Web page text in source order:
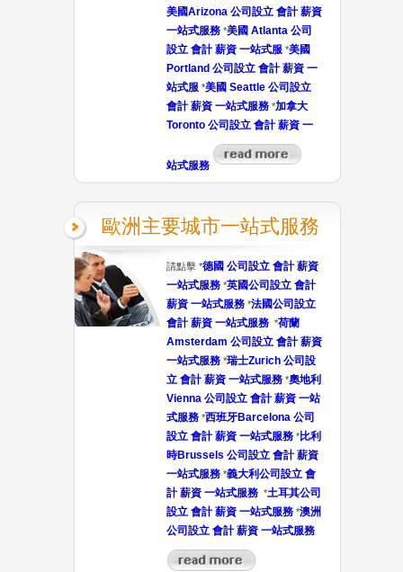
美國Arizona 公司設立 會計 薪資
一站式服務 *美國 Atlanta 公司
設立 會計 薪資 一站式服 *美國
Portland 公司設立 會計 薪資 一
站式服 *美國 Seattle 公司設立
會計 薪資 一站式服務 *加拿大
Toronto 公司設立 會計 薪資 一
站式服務
歐洲主要城市一站式服務
請點擊 *德國 公司設立 會計 薪資
一站式服務*英國公司設立 會計
薪資 一站式服務 *法國公司設立
會計 薪資 一站式服務 *荷蘭
Amsterdam 公司設立 會計 薪資
一站式服務 *瑞士Zurich 公司設
立 會計 薪資 一站式服務 *奧地利
Vienna 公司設立 會計 薪資 一站
式服務 *西班牙Barcelona 公司
設立 會計 薪資 一站式服務 *比利
時Brussels 公司設立 會計 薪資
一站式服務 *義大利公司設立 會
計 薪資 一站式服務 *土耳其公司
設立 會計 薪資 一站式服務 *澳洲
公司設立 會計 薪資 一站式服務